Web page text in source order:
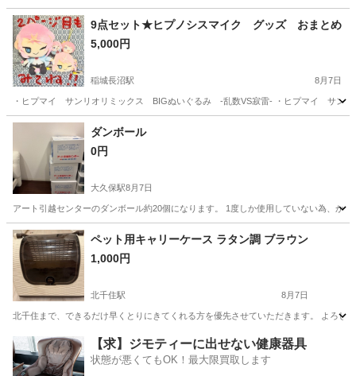
東京 世田谷区 経堂駅 その他 MULIG
9点セット★ヒプノシスマイク グッズ おまとめ
5,000円
稲城長沼駅 8月7日
・ヒプマイ サンリオリミックス BIGぬいぐるみ -乱数VS寂雷- ・ヒプマイ サン
東京 稲城市 稲城長沼駅
ダンボール
0円
大久保駅8月7日
アート引越センターのダンボール約20個になります。 1度しか使用していない為、か
東京 新宿区 大久保駅 その他 ダンボール
ペット用キャリーケース ラタン調 ブラウン
1,000円
北千住駅 8月7日
北千住まで、できるだけ早くとりにきてくれる方を優先させていただきます。 よろし
東京 足立区 北千住駅 その他
【求】ジモティーに出せない健康器具
状態が悪くてもOK！最大限買取します